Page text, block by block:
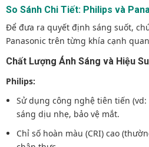
So Sánh Chi Tiết: Philips và
Để đưa ra quyết định sáng suốt,
Panasonic trên từng khía cạnh
Chất Lượng Ánh Sáng và Hiệu
Philips:
Sử dụng công nghệ tiên tiến (vd:
sáng dịu nhẹ, bảo vệ mắt.
Chỉ số hoàn màu (CRI) cao